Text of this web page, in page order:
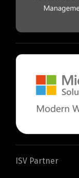
ISV Partner